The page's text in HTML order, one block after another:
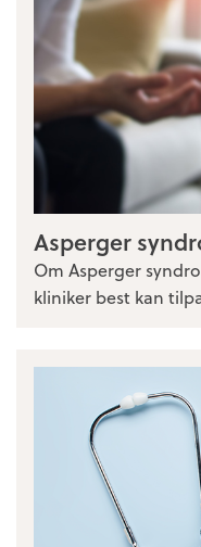
Asperger
Om Asperger
kliniker best kan